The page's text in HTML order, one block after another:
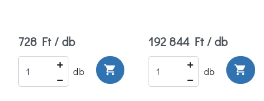
(1)
Cata
728 Ft / db
db shopping_cart
192 844 Ft / db
db shopping_cart